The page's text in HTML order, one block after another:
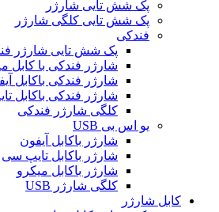
پک شش تایی شارژر
پک شش تایی کلگی شارژر
فندکی
پک شش تایی شارژر
شارژر فندکی با کابل
شارژر فندکی باکابل
شارژر فندکی باکابل
کلگی شارژر فندکی
یو اس بی USB
شارژر باکابل آیفون
شارژر باکابل تایپ سی
شارژر باکابل میکرو
کلگی شارژر USB
کابل شارژر